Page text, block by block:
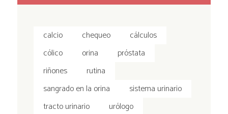
calcio chequeo
cálculos
cólico
orina
próstata
riñones
rutina
sangrado en la orina
sistema urinario
tracto urinario
urólogo